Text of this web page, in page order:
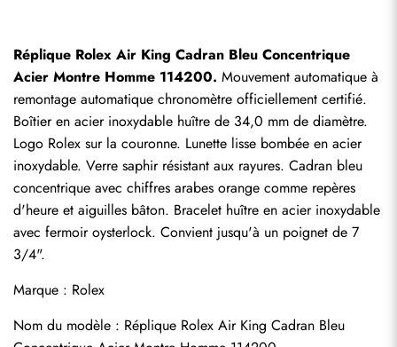
Réplique Rolex Air King Cadran Bleu Concentrique
Acier Montre Homme 114200. Mouvement automatique à
remontage automatique chronomètre officiellement certifié.
Boîtier en acier inoxydable huître de 34,0 mm de diamètre.
Logo Rolex sur la couronne. Lunette lisse bombée en acier
inoxydable. Verre saphir résistant aux rayures. Cadran bleu
concentrique avec chiffres arabes orange comme repères
d'heure et aiguilles bâton. Bracelet huître en acier inoxydable
avec fermoir oysterlock. Convient jusqu'à un poignet de 7
3/4".
Marque : Rolex
Nom du modèle : Réplique Rolex Air King Cadran Bleu